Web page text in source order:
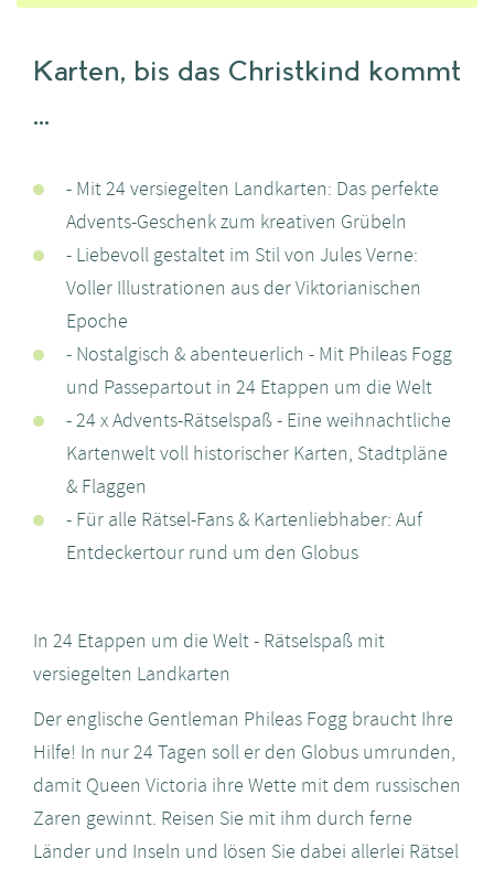
Karten, bis das Christkind kommt
...
- Mit 24 versiegelten Landkarten: Das perfekte
Advents-Geschenk zum kreativen Grübeln
- Liebevoll gestaltet im Stil von Jules Verne:
Voller Illustrationen aus der Viktorianischen
Epoche
- Nostalgisch & abenteuerlich - Mit Phileas Fogg
und Passepartout in 24 Etappen um die Welt
- 24 x Advents-Rätselspaß - Eine weihnachtliche
Kartenwelt voll historischer Karten, Stadtpläne
& Flaggen
- Für alle Rätsel-Fans & Kartenliebhaber: Auf
Entdeckertour rund um den Globus
In 24 Etappen um die Welt - Rätselspaß mit
versiegelten Landkarten
Der englische Gentleman Phileas Fogg braucht Ihre
Hilfe! In nur 24 Tagen soll er den Globus umrunden,
damit Queen Victoria ihre Wette mit dem russischen
Zaren gewinnt. Reisen Sie mit ihm durch ferne
Länder und Inseln und lösen Sie dabei allerlei Rätsel